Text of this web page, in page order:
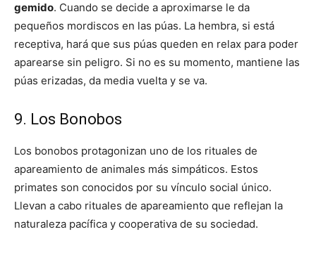
gemido. Cuando se decide a aproximarse le da
pequeños mordiscos en las púas. La hembra, si está
receptiva, hará que sus púas queden en relax para poder
aparearse sin peligro. Si no es su momento, mantiene las
púas erizadas, da media vuelta y se va.
9. Los Bonobos
Los bonobos protagonizan uno de los rituales de
apareamiento de animales más simpáticos. Estos
primates son conocidos por su vínculo social único.
Llevan a cabo rituales de apareamiento que reflejan la
naturaleza pacífica y cooperativa de su sociedad.